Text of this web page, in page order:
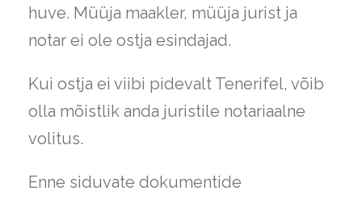
huve. Müüja maakler, müüja jurist ja
notar ei ole ostja esindajad.
Kui ostja ei viibi pidevalt Tenerifel, võib
olla mõistlik anda juristile notariaalne
volitus.
Enne siduvate dokumentide